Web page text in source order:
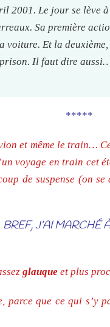
2001. Le jour se lève
Sa première
voiture. Et la
Il faut dire
*****
et même le train…
voyage en train cet
de suspense (on se
BREF, J’AI MARCHÉ
glauque et plus
parce que ce qui